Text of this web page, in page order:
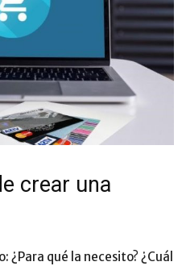
crear una
qué la necesito? ¿Cuál